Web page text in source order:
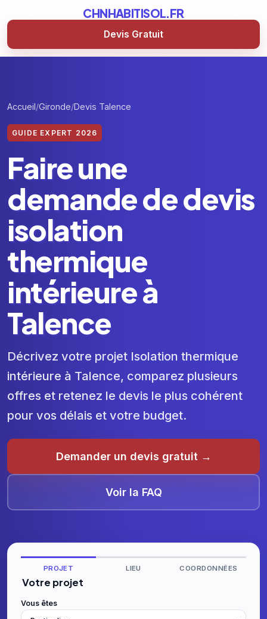
CHNHABITISOL.FR
Devis Gratuit
Accueil Gironde Devis Talence
GUIDE EXPERT 2026
Faire une
demande de devis
isolation
thermique
intérieure à
Talence
Décrivez votre projet Isolation thermique
intérieure à Talence, comparez plusieurs
offres et retenez le devis le plus cohérent
pour vos délais et votre budget.
Demander un devis gratuit →
Voir la FAQ
PROJET LIEU COORDONNÉES
Votre projet
Vous êtes